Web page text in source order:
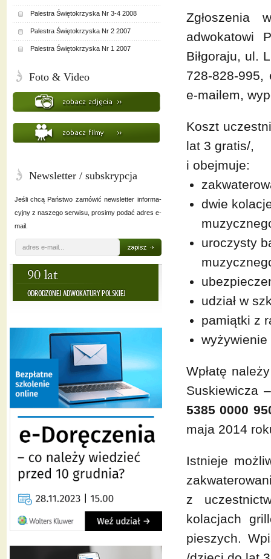
Zgłoszenia
adwokatowi
Biłgoraju, ul.
728-828-
e-mailem,
Koszt
lat 3 gratis/,
i obejmuje:
dwie
uroczysty
udział w
pamiątki z
Wpłatę
Suskiewicza
5385 0000
maja 2014
Istnieje
z
kolacjach
pieszych.
Palestra Świętokrzyska Nr 3-4 2008
Palestra Świętokrzyska Nr 2 2007
Palestra Świętokrzyska Nr 1 2007
Foto & Video
Newsletter / subskrypcja
Jeśli chcą Państwo zamówić newsletter informa-
cyjny z naszego serwisu, prosimy podać adres e-
mail.